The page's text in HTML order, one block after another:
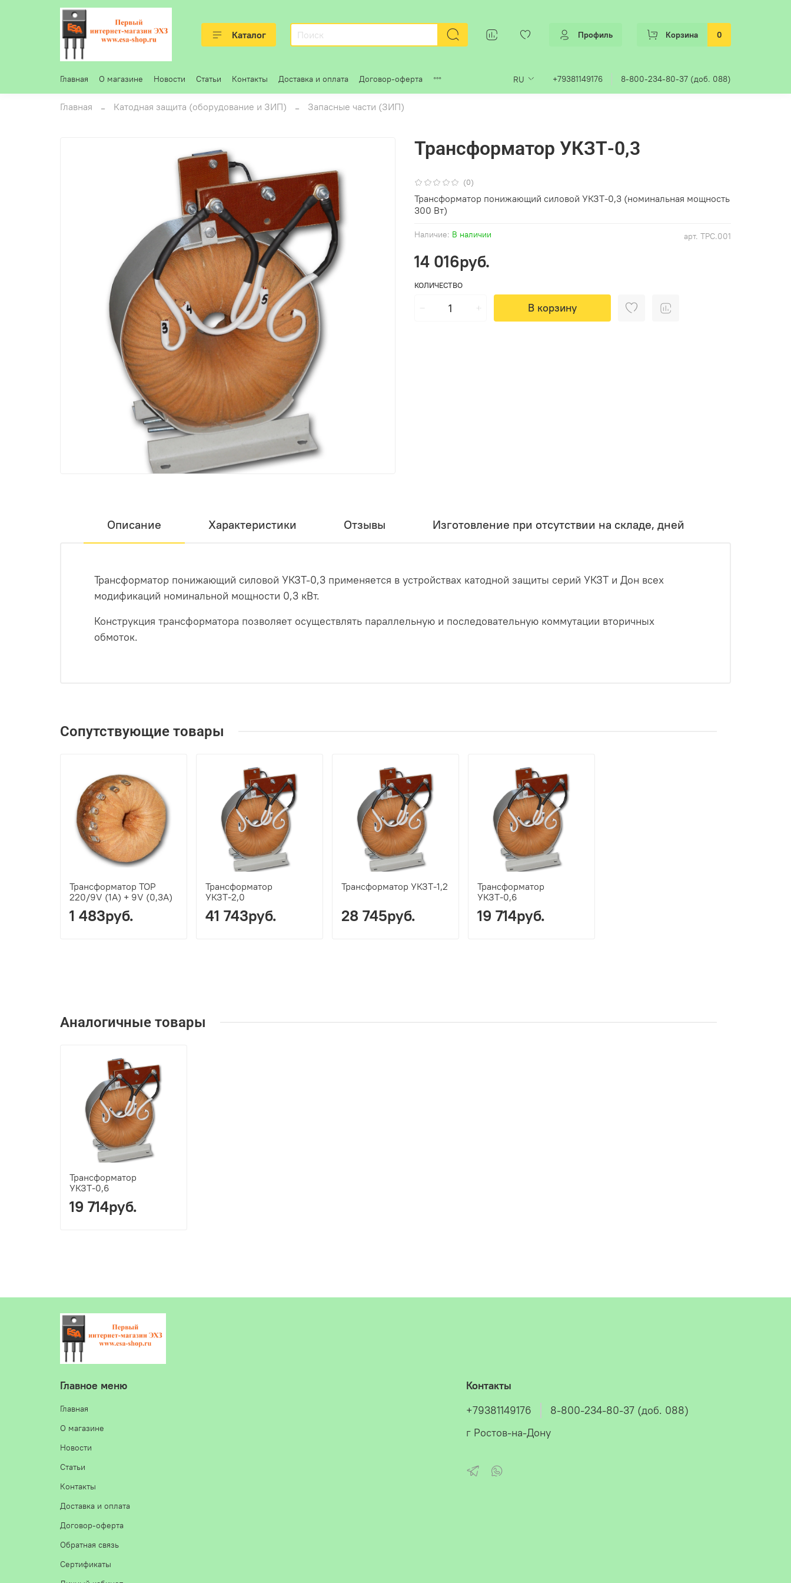
Каталог Профиль Корзина 0
Главная О магазине Новости Статьи Контакты Доставка и оплата Договор-оферта RU +79381149176 8-800-234-80-37 (доб. 088)
Главная Катодная защита (оборудование и ЗИП) Запасные части (ЗИП)
(0)
арт. ТРС.001
Наличие: В наличии
Трансформатор УКЗТ-0,3
14 016руб.
КОЛИЧЕСТВО
В корзину
Трансформатор понижающий силовой УКЗТ-0,3 (номинальная мощность
300 Вт)
Описание Характеристики Отзывы Изготовление при отсутствии на складе, дней
Трансформатор понижающий силовой УКЗТ-0,3 применяется в устройствах катодной защиты серий УКЗТ и Дон всех
модификаций номинальной мощности 0,3 кВт.
Конструкция трансформатора позволяет осуществлять параллельную и последовательную коммутации вторичных
обмоток.
Сопутствующие товары
Трансформатор ТОР
220/9V (1A) + 9V (0,3A)
1 483руб.
Трансформатор
УКЗТ-2,0
41 743руб.
Трансформатор УКЗТ-1,2
28 745руб.
Трансформатор
УКЗТ-0,6
19 714руб.
Аналогичные товары
Трансформатор
УКЗТ-0,6
19 714руб.
Главное меню
Главная
О магазине
Новости
Статьи
Контакты
Доставка и оплата
Договор-оферта
Обратная связь
Сертификаты
Контакты
+79381149176
8-800-234-80-37 (доб. 088)
г Ростов-на-Дону